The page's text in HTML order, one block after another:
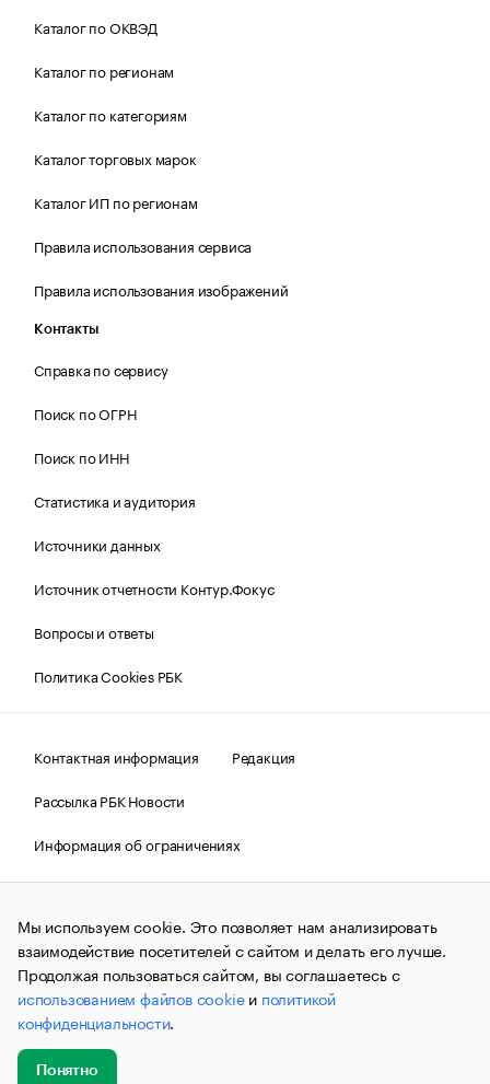
Каталог по ОКВЭД
Каталог по регионам
Каталог по категориям
Каталог торговых марок
Каталог ИП по регионам
Правила использования сервиса
Правила использования изображений
Контакты
Справка по сервису
Поиск по ОГРН
Поиск по ИНН
Статистика и аудитория
Источники данных
Источник отчетности Контур.Фокус
Вопросы и ответы
Политика Cookies РБК
Контактная информация
Редакция
Рассылка РБК Новости
Информация об ограничениях
Правовая информация
О соблюдении авторских прав
© АО «РОСБИЗНЕСКОНСАЛТИНГ»,1995–2026.Сообщения
и материалы информационного агентства «РБК»
(зарегистрировано Федеральной службой по надзору в сфере
связи, информационных технологий и массовых
коммуникаций (Роскомнадзор) 09.12.2015 за номером ИА
№ФС77-63848) сопровождаются пометкой «РБК». Отдельные
публикации могут содержать информацию,
не предназначенную для пользователей
до 18 лет.
Мы используем cookie. Это позволяет нам анализировать
взаимодействие посетителей с сайтом и делать его лучше.
Продолжая пользоваться сайтом, вы соглашаетесь с
использованием файлов cookieи политикой
конфиденциальности.
Понятно